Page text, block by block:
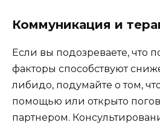
Коммуникация и
Если вы подозреваете, что
факторы способствуют
либидо, подумайте о том,
помощью или открыто
партнером.